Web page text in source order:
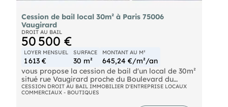
Cession de bail local 30m² à Paris 75006
Vaugirard
DROIT AU BAIL
50 500 €
LOYER MENSUEL
1 613 €
SURFACE
30 m²
MONTANT AU M²
645,24 €/m²/an
vous propose la cession de bail d'un local de 30m²
situé rue Vaugirard proche du Boulevard du
Montparnasse et de la rue du Cherche-Midi dans
le 6ème arrondissement de Paris. Axe passant et
commerçant environnement mixte de bureaux,
CESSION DROIT AU BAIL IMMOBILIER D'ENTREPRISE LOCAUX
COMMERCIAUX - BOUTIQUES